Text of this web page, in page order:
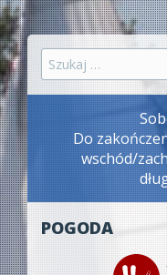
Szukaj:
Do
wschód/
POGODA